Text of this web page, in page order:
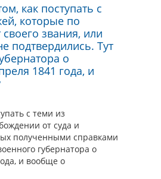
как поступать с
которые по
звания, или
подтвердились. Тут
о
1841 года, и
с теми из
от суда и
полученными справками
губернатора о
и вообще о